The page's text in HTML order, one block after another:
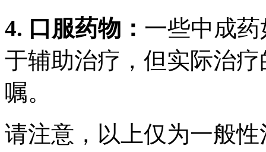
4. 口服药物： 一些中成
于辅助治疗，但实际治
嘱。
请注意，以上仅为一般